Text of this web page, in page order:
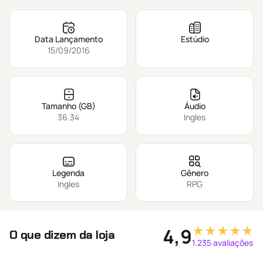
Data Lançamento
15/09/2016
Estúdio
Tamanho (GB)
36.34
Áudio
Ingles
Legenda
Ingles
Gênero
RPG
O que dizem da loja 4,9★★★★★
1.235 avaliações